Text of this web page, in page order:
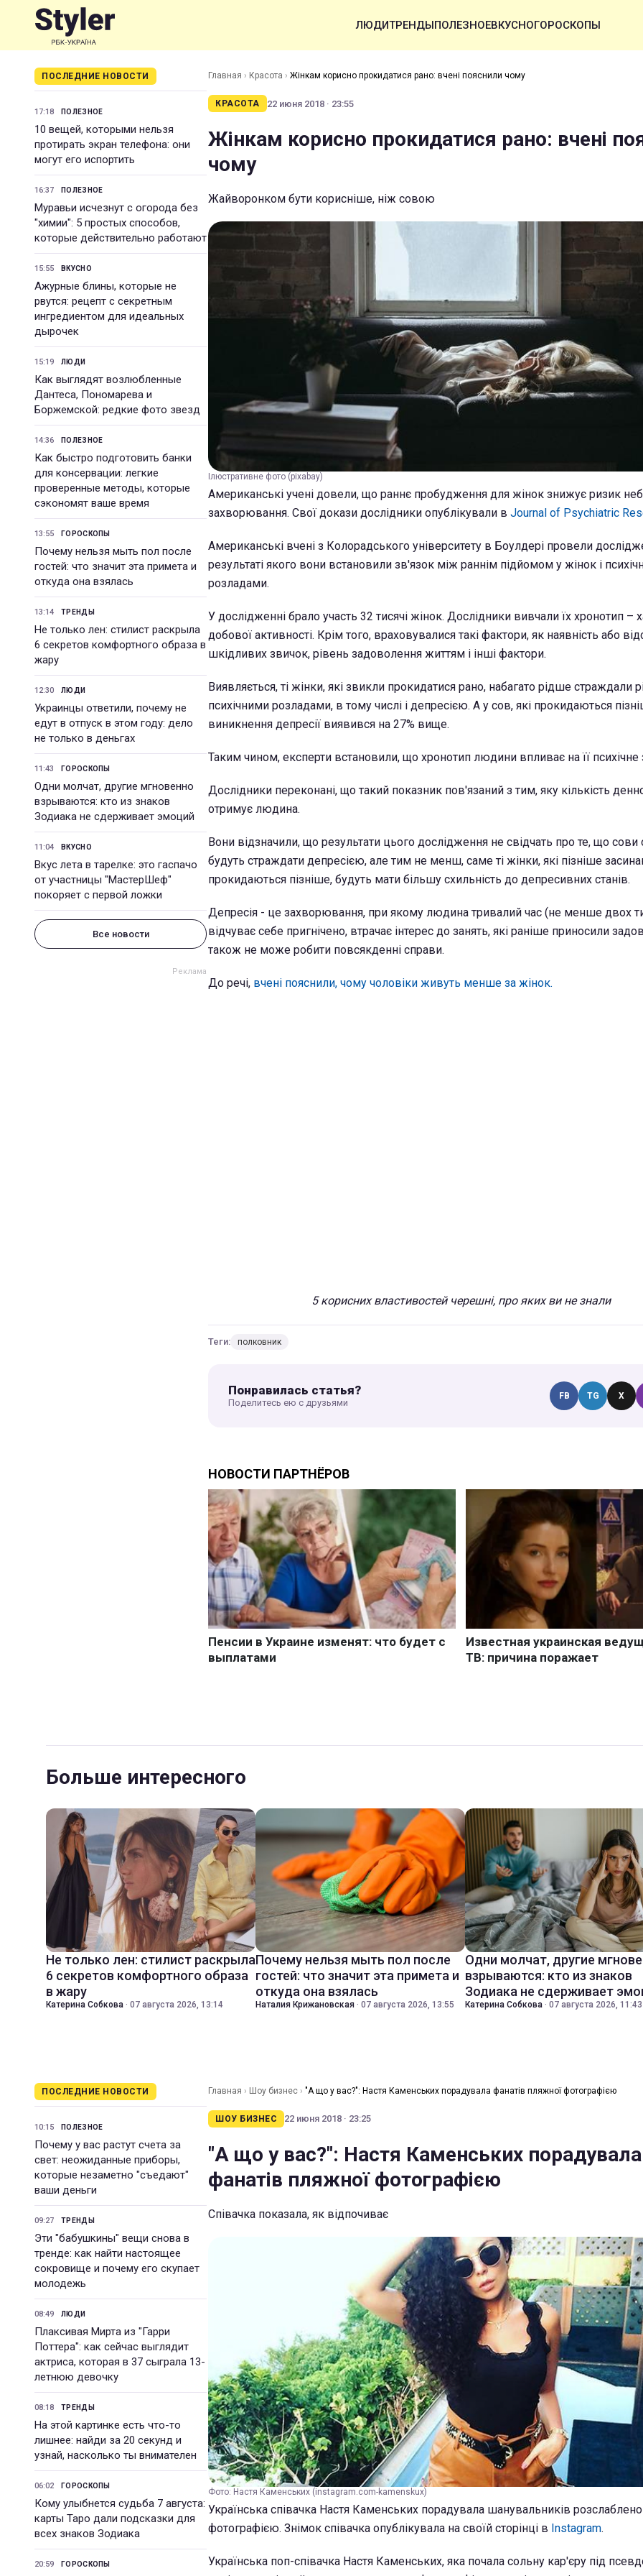
ЛЮДИТРЕНДЫПОЛЕЗНОЕВКУСНОГОРОСКОПЫ
ПОСЛЕДНИЕ НОВОСТИ
17:18 ПОЛЕЗНОЕ
10 вещей, которыми нельзя
протирать экран телефона: они
могут его испортить
16:37 ПОЛЕЗНОЕ
Муравьи исчезнут с огорода без
"химии": 5 простых способов,
которые действительно работают
15:55 ВКУСНО
Ажурные блины, которые не
рвутся: рецепт с секретным
ингредиентом для идеальных
дырочек
15:19 ЛЮДИ
Как выглядят возлюбленные
Дантеса, Пономарева и
Боржемской: редкие фото звезд
14:36 ПОЛЕЗНОЕ
Как быстро подготовить банки
для консервации: легкие
проверенные методы, которые
сэкономят ваше время
13:55 ГОРОСКОПЫ
Почему нельзя мыть пол после
гостей: что значит эта примета и
откуда она взялась
13:14 ТРЕНДЫ
Не только лен: стилист раскрыла
6 секретов комфортного образа в
жару
12:30 ЛЮДИ
Украинцы ответили, почему не
едут в отпуск в этом году: дело
не только в деньгах
11:43 ГОРОСКОПЫ
Одни молчат, другие мгновенно
взрываются: кто из знаков
Зодиака не сдерживает эмоций
11:04 ВКУСНО
Вкус лета в тарелке: это гаспачо
от участницы "МастерШеф"
покоряет с первой ложки
Все новости
Главная › Красота › Жінкам корисно прокидатися рано: вчені пояснили чому
КРАСОТА 22 июня 2018 · 23:55
Жінкам корисно прокидатися рано: вчені
чому
Жайворонком бути корисніше, ніж совою
Ілюстративне фото (pixabay)
Американські учені довели, що раннє пробудження для жінок знижує ризик
захворювання. Свої докази дослідники опублікували в Journal of Psychiatric
Американські вчені з Колорадського університету в Боулдері провели
результаті якого вони встановили зв'язок між раннім підйомом у жінок і
розладами.
У дослідженні брало участь 32 тисячі жінок. Дослідники вивчали їх хронотип –
добової активності. Крім того, враховувалися такі фактори, як наявність або
шкідливих звичок, рівень задоволення життям і інші фактори.
Виявляється, ті жінки, які звикли прокидатися рано, набагато рідше страждали
психічними розладами, в тому числі і депресією. А у сов, які прокидаються
виникнення депресії виявився на 27% вище.
Таким чином, експерти встановили, що хронотип людини впливає на її психічне
Дослідники переконані, що такий показник пов'язаний з тим, яку кількість
отримує людина.
Вони відзначили, що результати цього дослідження не свідчать про те, що
будуть страждати депресією, але тим не менш, саме ті жінки, які пізніше
прокидаються пізніше, будуть мати більшу схильність до депресивних станів.
Депресія - це захворювання, при якому людина тривалий час (не менше двох
відчуває себе пригнічено, втрачає інтерес до занять, які раніше приносили
також не може робити повсякденні справи.
До речі, вчені пояснили, чому чоловіки живуть менше за жінок.
5 корисних властивостей черешні, про яких ви не знали
Теги: полковник
Понравилась статья?
Поделитесь ею с друзьями
FB TG X
Больше интересного
Не только лен: стилист раскрыла
6 секретов комфортного образа
в жару
Катерина Собкова · 07 августа 2026, 13:14
Почему нельзя мыть пол после
гостей: что значит эта примета и
откуда она взялась
Наталия Крижановская · 07 августа 2026, 13:55
Одни молчат, другие
взрываются: кто из знаков
Зодиака не сдерживает
Катерина Собкова · 07 августа 2026, 11:43
ПОСЛЕДНИЕ НОВОСТИ
10:15 ПОЛЕЗНОЕ
Почему у вас растут счета за
свет: неожиданные приборы,
которые незаметно "съедают"
ваши деньги
09:27 ТРЕНДЫ
Эти "бабушкины" вещи снова в
тренде: как найти настоящее
сокровище и почему его скупает
молодежь
08:49 ЛЮДИ
Плаксивая Мирта из "Гарри
Поттера": как сейчас выглядит
актриса, которая в 37 сыграла 13-
летнюю девочку
08:18 ТРЕНДЫ
На этой картинке есть что-то
лишнее: найди за 20 секунд и
узнай, насколько ты внимателен
06:02 ГОРОСКОПЫ
Кому улыбнется судьба 7 августа:
карты Таро дали подсказки для
всех знаков Зодиака
20:59 ГОРОСКОПЫ
Главная › Шоу бизнес › "А що у вас?": Настя Каменських порадувала фанатів пляжної фотографією
ШОУ БИЗНЕС 22 июня 2018 · 23:25
"А що у вас?": Настя Каменських порадувала
фанатів пляжної фотографією
Співачка показала, як відпочиває
Фото: Настя Каменських (instagram.com-kamenskux)
Українська співачка Настя Каменських порадувала шанувальників
фотографією. Знімок співачка опублікувала на своїй сторінці в Instagram.
Українська поп-співачка Настя Каменських, яка почала сольну кар'єру під